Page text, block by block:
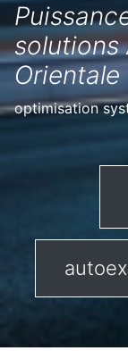
solutions
Orientale
optimisation